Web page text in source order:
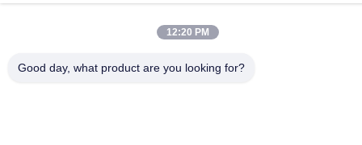
12:20 PM
Good day, what product are you looking for?